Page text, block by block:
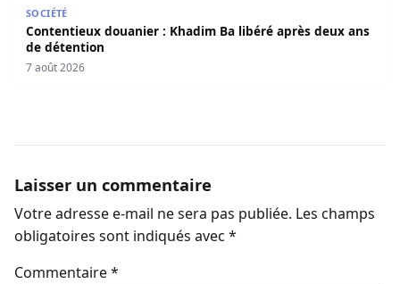
SOCIÉTÉ
Contentieux douanier : Khadim Ba libéré après deux ans
de détention
7 août 2026
Laisser un commentaire
Votre adresse e-mail ne sera pas publiée. Les champs
obligatoires sont indiqués avec *
Commentaire*